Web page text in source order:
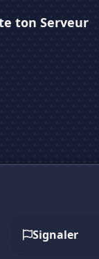
ton Serveur
Signaler